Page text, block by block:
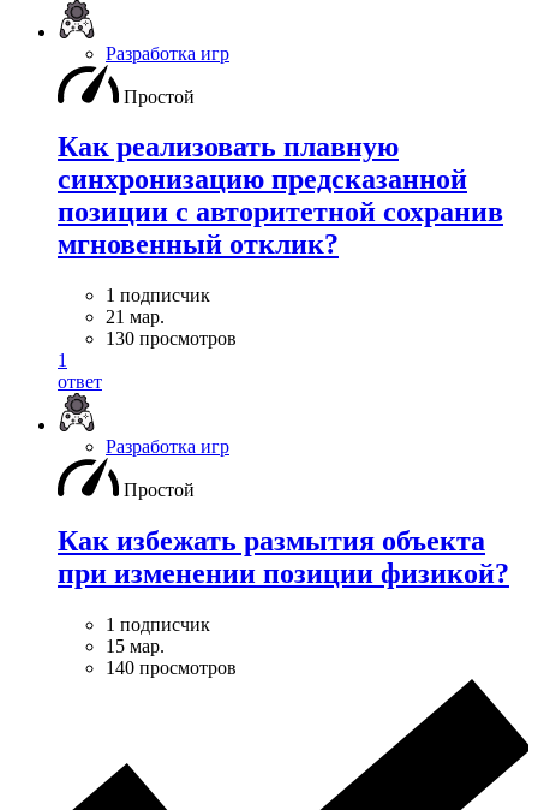
Разработка игр
Простой
Как реализовать плавную
синхронизацию предсказанной
позиции с авторитетной сохранив
мгновенный отклик?
1 подписчик
21 мар.
130 просмотров
1
ответ
Разработка игр
Простой
Как избежать размытия объекта
при изменении позиции физикой?
1 подписчик
15 мар.
140 просмотров